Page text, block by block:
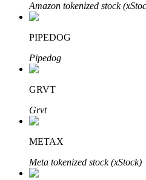
Leningen
Door crypto ondersteunde
Amazon tokenized stock
PIPEDOG
Pipedog
GRVT
Grvt
METAX
Meta tokenized stock (xStock)